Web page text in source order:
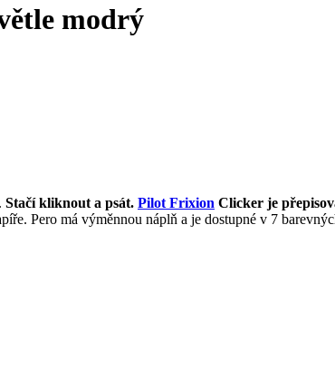
modrý
Stačí kliknout a psát. Pilot Frixion Clicker je
Pero má výměnnou náplň a je dostupné v 7